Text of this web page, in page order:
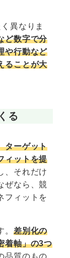
異なりま
ど数字で分
や行動など
ることが大
る
ターゲット
ィットを提
、それだけ
ぜなら、競
フィットを
差別化の
着軸」の3つ
品質のもの